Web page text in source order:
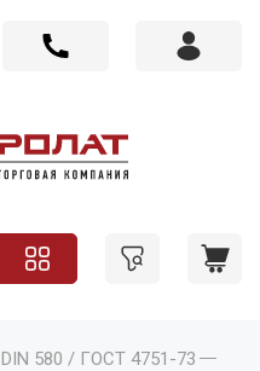
DIN 580 / ГОСТ 4751-73